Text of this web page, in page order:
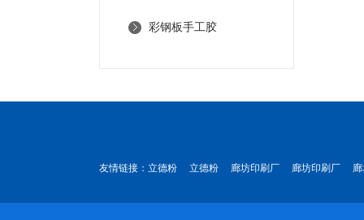
彩钢板手工胶
友情链接： 立德粉 立德粉 廊坊印刷厂 廊坊印刷厂